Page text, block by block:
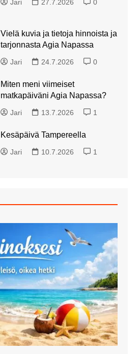
Jari 27.7.2026 0
Vielä kuvia ja tietoja hinnoista ja
tarjonnasta Agia Napassa
Jari 24.7.2026 0
Miten meni viimeiset
matkapäiväni Agia Napassa?
Jari 13.7.2026 1
Kesäpäivä Tampereella
Jari 10.7.2026 1